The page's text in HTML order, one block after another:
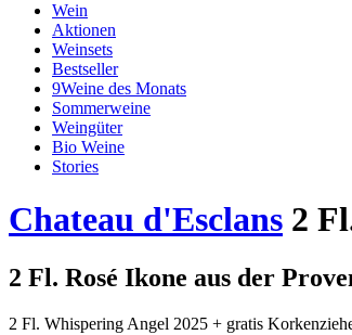
Wein
Aktionen
Weinsets
Bestseller
9Weine des Monats
Sommerweine
Weingüter
Bio Weine
Stories
Chateau d'Esclans 2
2 Fl. Rosé Ikone aus der
2 Fl. Whispering Angel 2025 + gratis